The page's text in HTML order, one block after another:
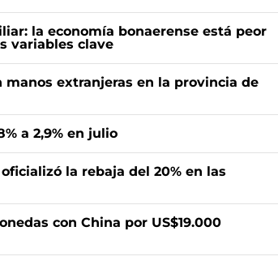
la economía bonaerense está peor
variables clave
extranjeras en la provincia de
a 2,9% en julio
la rebaja del 20% en las
con China por US$19.000